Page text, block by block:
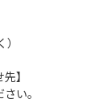
】
い。